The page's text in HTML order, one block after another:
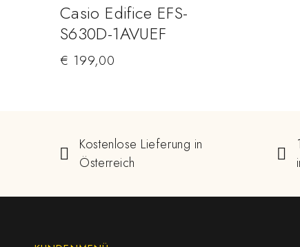
Casio Edifice EFS-
S630D-1AVUEF
€ 199,00
Kostenlose Lieferung in
Österreich